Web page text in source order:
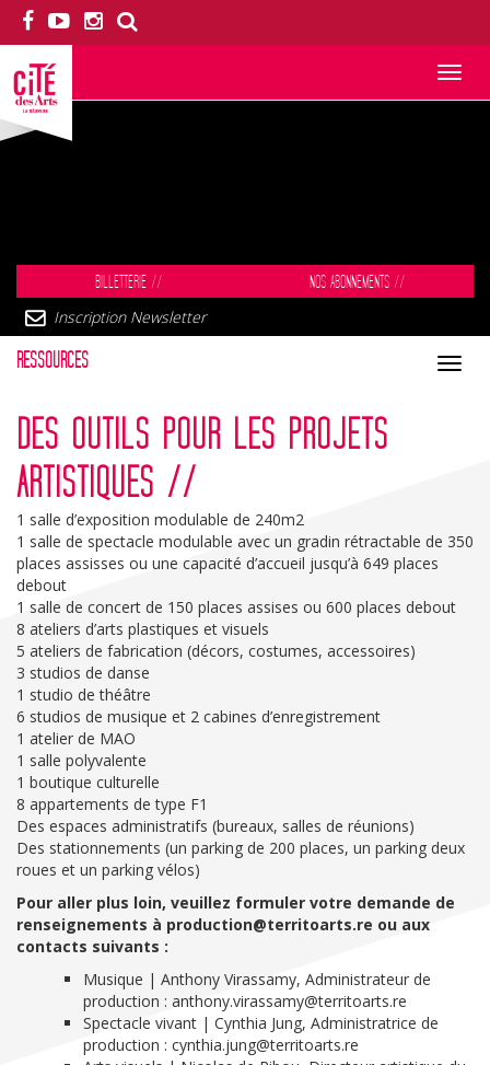
Toggle
navigation
BILLETTERIE // NOS ABONNEMENTS //
Inscription Newsletter
RESSOURCES
Toggle
DES OUTILS POUR LES PROJETS
ARTISTIQUES //
1 salle d’exposition modulable de 240m2
1 salle de spectacle modulable avec un gradin rétractable de 350
places assisses ou une capacité d’accueil jusqu’à 649 places
debout
1 salle de concert de 150 places assises ou 600 places debout
8 ateliers d’arts plastiques et visuels
5 ateliers de fabrication (décors, costumes, accessoires)
3 studios de danse
1 studio de théâtre
6 studios de musique et 2 cabines d’enregistrement
1 atelier de MAO
1 salle polyvalente
1 boutique culturelle
8 appartements de type F1
Des espaces administratifs (bureaux, salles de réunions)
Des stationnements (un parking de 200 places, un parking deux
roues et un parking vélos)
Pour aller plus loin, veuillez formuler votre demande de
renseignements à production@territoarts.re ou aux
contacts suivants :
Musique | Anthony Virassamy, Administrateur de
production : anthony.virassamy@territoarts.re
Spectacle vivant | Cynthia Jung, Administratrice de
production : cynthia.jung@territoarts.re